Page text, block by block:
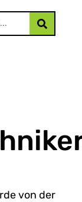
von der